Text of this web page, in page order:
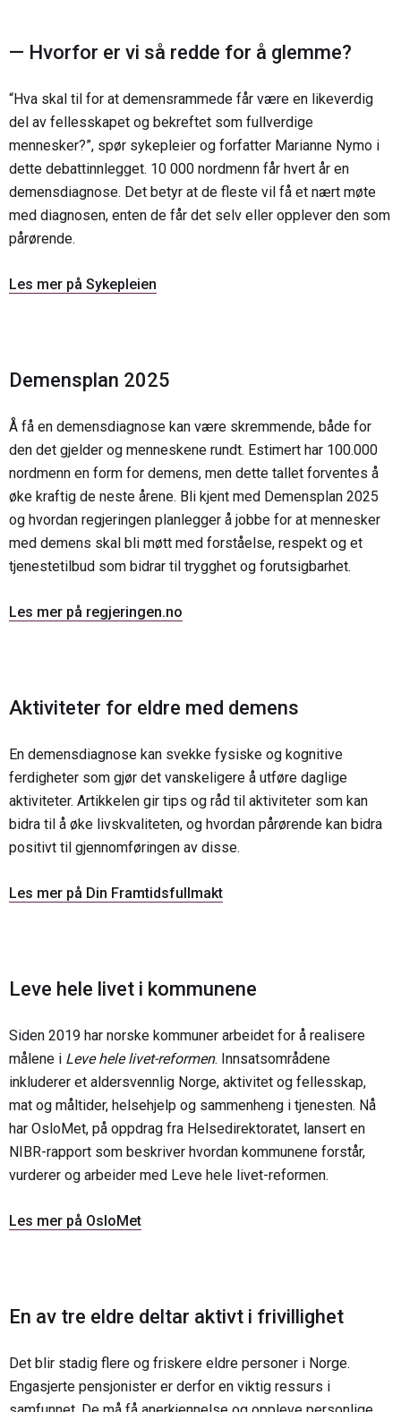
— Hvorfor er vi så redde for å glemme?
“Hva skal til for at demensrammede får være en likeverdig
del av fellesskapet og bekreftet som fullverdige
mennesker?”, spør sykepleier og forfatter Marianne Nymo i
dette debattinnlegget. 10 000 nordmenn får hvert år en
demensdiagnose. Det betyr at de fleste vil få et nært møte
med diagnosen, enten de får det selv eller opplever den som
pårørende.
Les mer på Sykepleien
Demensplan 2025
Å få en demensdiagnose kan være skremmende, både for
den det gjelder og menneskene rundt. Estimert har 100.000
nordmenn en form for demens, men dette tallet forventes å
øke kraftig de neste årene. Bli kjent med Demensplan 2025
og hvordan regjeringen planlegger å jobbe for at mennesker
med demens skal bli møtt med forståelse, respekt og et
tjenestetilbud som bidrar til trygghet og forutsigbarhet.
Les mer på regjeringen.no
Aktiviteter for eldre med demens
En demensdiagnose kan svekke fysiske og kognitive
ferdigheter som gjør det vanskeligere å utføre daglige
aktiviteter. Artikkelen gir tips og råd til aktiviteter som kan
bidra til å øke livskvaliteten, og hvordan pårørende kan bidra
positivt til gjennomføringen av disse.
Les mer på Din Framtidsfullmakt
Leve hele livet i kommunene
Siden 2019 har norske kommuner arbeidet for å realisere
målene i Leve hele livet-reformen. Innsatsområdene
inkluderer et aldersvennlig Norge, aktivitet og fellesskap,
mat og måltider, helsehjelp og sammenheng i tjenesten. Nå
har OsloMet, på oppdrag fra Helsedirektoratet, lansert en
NIBR-rapport som beskriver hvordan kommunene forstår,
vurderer og arbeider med Leve hele livet-reformen.
Les mer på OsloMet
En av tre eldre deltar aktivt i frivillighet
Det blir stadig flere og friskere eldre personer i Norge.
Engasjerte pensjonister er derfor en viktig ressurs i